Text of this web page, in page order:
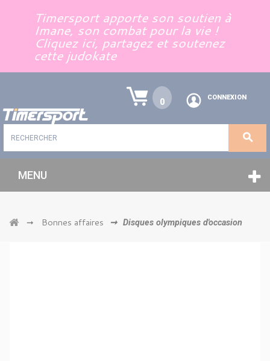
Timersport apporte son soutien à
Imane, son combat pour la vie !
Cliquez ici, partagez et soutenez
cette judokate
0 CONNEXION
MENU
➞ Bonnes affaires ➞ Disques olympiques d'occasion